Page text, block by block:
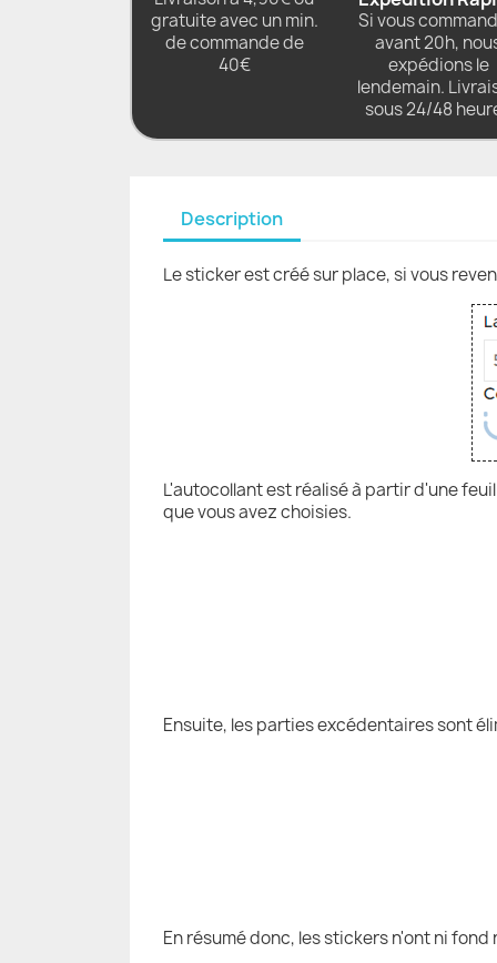
gratuite avec un min.
de commande de
40€
Si vous
avant 20h,
expédions le
lendemain.
sous 24/48
Description
Le sticker est créé sur place, si vous
L'autocollant est réalisé à partir d'une
que vous avez choisies.
Ensuite, les parties excédentaires sont
En résumé donc, les stickers n'ont ni